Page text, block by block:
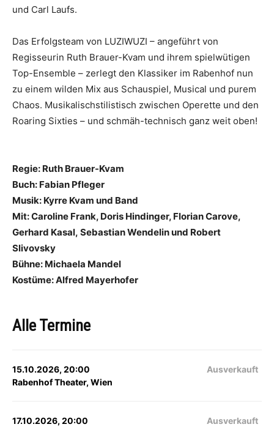
und Carl Laufs.
Das Erfolgsteam von LUZIWUZI – angeführt von
Regisseurin Ruth Brauer-Kvam und ihrem spielwütigen
Top-Ensemble – zerlegt den Klassiker im Rabenhof nun
zu einem wilden Mix aus Schauspiel, Musical und purem
Chaos. Musikalischstilistisch zwischen Operette und den
Roaring Sixties – und schmäh-technisch ganz weit oben!
Regie: Ruth Brauer-Kvam
Buch: Fabian Pfleger
Musik: Kyrre Kvam und Band
Mit: Caroline Frank, Doris Hindinger, Florian Carove,
Gerhard Kasal, Sebastian Wendelin und Robert
Slivovsky
Bühne: Michaela Mandel
Kostüme: Alfred Mayerhofer
Alle Termine
15.10.2026, 20:00
Rabenhof Theater, Wien
Ausverkauft
17.10.2026, 20:00
Ausverkauft